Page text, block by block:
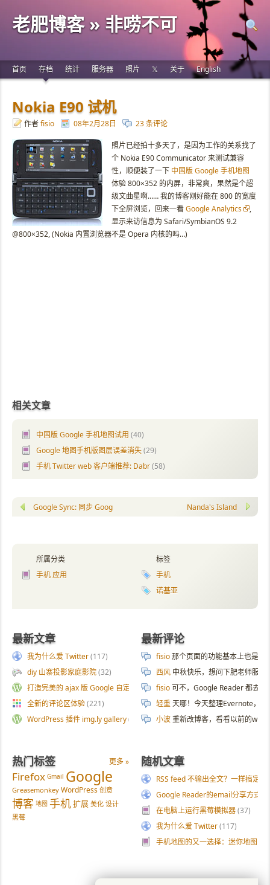
老肥博客 » 非唠不可
首页 存档 统计 服务器 照片 𝕏 关于 English
Nokia E90 试机
作者fisio 08年2月28日 23 条评论
照片已经拍十多天了，是因为工作的关系找了
个 Nokia E90 Communicator 来测试兼容
性，顺便装了一下 中国版 Google 手机地图
体验 800×352 的内屏，非常爽，果然是个超
级文曲星啊…… 我的博客刚好能在 800 的宽度
下全屏浏览，回来一看Google Analytics
,
显示来访信息为 Safari/SymbianOS 9.2
@800×352, (Nokia 内置浏览器不是 Opera 内核的吗…)
相关文章
中国版 Google 手机地图试用 (40)
Google 地图手机版图层误差消失(29)
手机 Twitter web 客户端推荐: Dabr(58)
Google Sync: 同步 Google 日历到黑莓的官方软件Nanda's Island
标签
手机
诺基亚
所属分类
手机 应用
最新文章
我为什么爱 Twitter(117)
diy 山寨投影家庭影院(32)
打造完美的 ajax 版 Google 自定义搜索 (187)
全新的评论区体验(221)
WordPress 插件 img.ly gallery(54)
更多 »
热门标签
Firefox Gmail Google
Greasemonkey WordPress 创意
博客 地图 手机扩展 美化 设计
黑莓
最新评论
fisio那个页面的功能基本上也是
西风 中秋快乐，想问下肥老师服
fisio可不，Google Reader 都去
轻重天哪！今天整理Evernote，
小波重新改博客，看看以前的wp
随机文章
RSS feed 不输出全文？一样搞定你
Google Reader的email分享方式更
在电脑上运行黑莓模拟器(37)
我为什么爱 Twitter(117)
手机地图的又一选择：迷你地图